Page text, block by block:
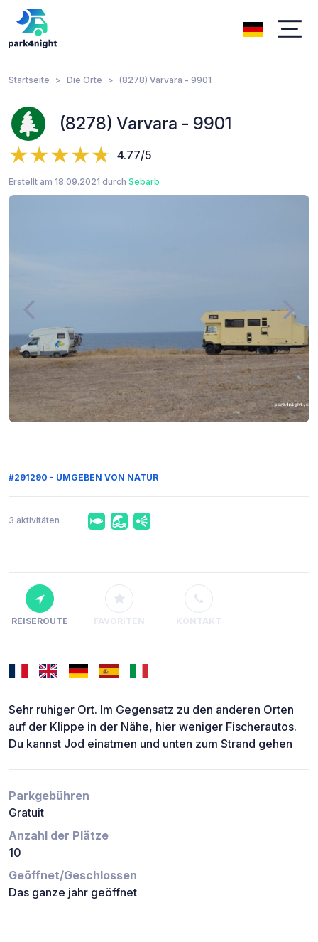
Startseite Die Orte (8278) Varvara - 9901
(8278) Varvara - 9901
4.77/5
Erstellt am 18.09.2021 durch Sebarb
#291290 - UMGEBEN VON NATUR
3 aktivitäten
REISEROUTE FAVORITEN KONTAKT
Sehr ruhiger Ort. Im Gegensatz zu den anderen Orten
auf der Klippe in der Nähe, hier weniger Fischerautos.
Du kannst Jod einatmen und unten zum Strand gehen
Parkgebühren
Gratuit
Anzahl der Plätze
10
Geöffnet/Geschlossen
Das ganze jahr geöffnet